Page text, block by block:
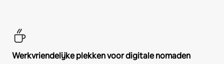
Werkvriendelijke plekken voor digitale nomaden